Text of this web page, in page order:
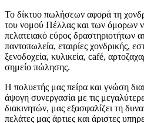
Το δίκτυο πωλήσεων αφορά τη
του νομού Πέλλας και των όμορων
πελατειακό εύρος
παντοπωλεία, εταιρίες χονδρικής,
ξενοδοχεία, κυλικεία, café,
σημείο πώλησης.
Η πολυετής μας πείρα και γνώση
άψογη συνεργασία με τις
διακινητών, μας εξασφαλίζει τη
πελάτες μας άρτιες και άριστες